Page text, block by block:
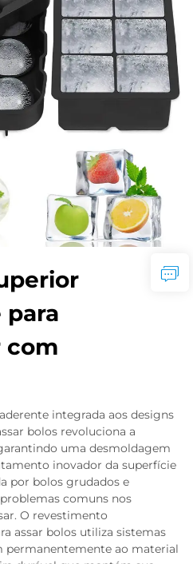
com
integrada aos designs
bolos revoluciona a
uma desmoldagem
inovador da superfície
por bolos grudados e
comuns nos
O revestimento
assar bolos utiliza sistemas
permanentemente ao material